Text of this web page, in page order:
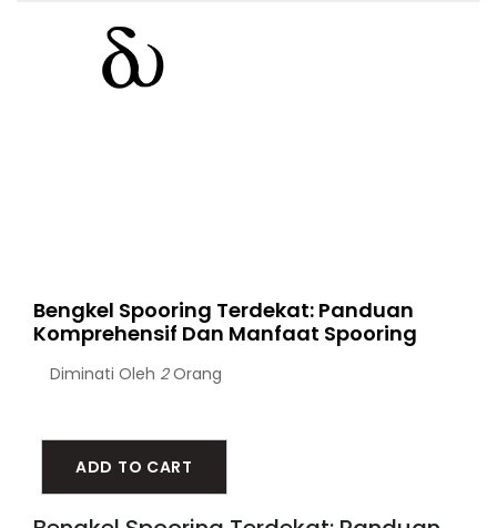
Bengkel Spooring Terdekat: Panduan
Komprehensif Dan Manfaat Spooring
Diminati Oleh 2Orang
ADD TO CART